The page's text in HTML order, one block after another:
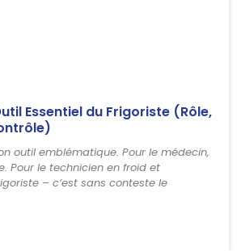
Essentiel du Frigoriste (Rôle,
outil emblématique. Pour le médecin,
Pour le technicien en froid et
– c’est sans conteste le